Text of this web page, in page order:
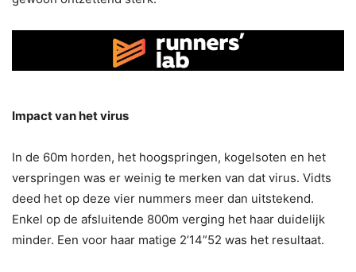
Impact van het virus
In de 60m horden, het hoogspringen, kogelsoten en het
verspringen was er weinig te merken van dat virus. Vidts
deed het op deze vier nummers meer dan uitstekend.
Enkel op de afsluitende 800m verging het haar duidelijk
minder. Een voor haar matige 2’14”52 was het resultaat.